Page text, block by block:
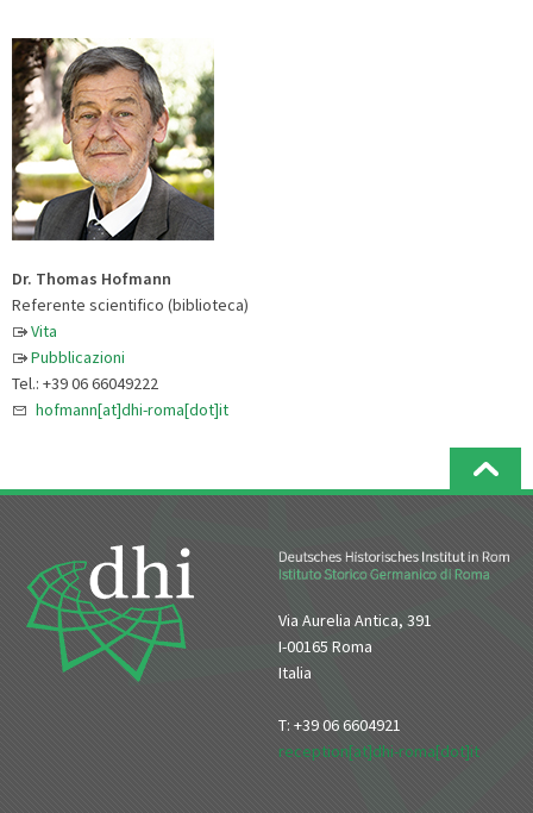
Dr. Thomas Hofmann
Referente scientifico (biblioteca)
Vita
Pubblicazioni
Tel.: +39 06 66049222
hofmann[at]dhi-roma[dot]it
Via Aurelia Antica, 391
I-00165 Roma
Italia
T: +39 06 6604921
reception[at]dhi-roma[dot]it